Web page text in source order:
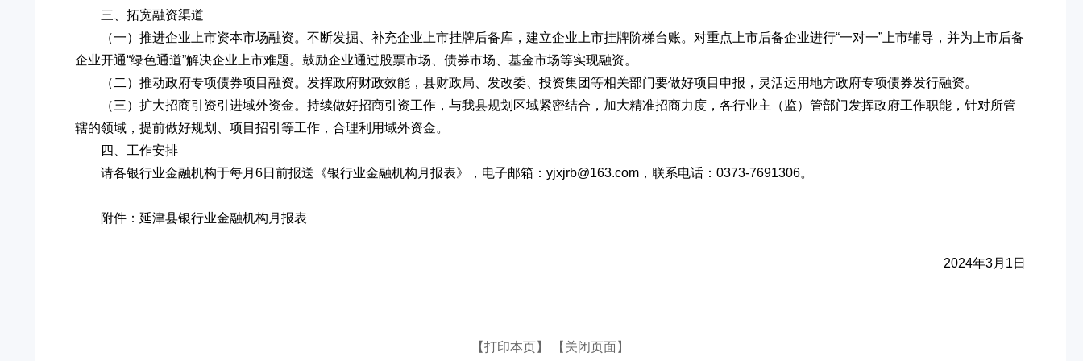
三、拓宽融资渠道
（一）推进企业上市资本市场融资。不断发掘、补充企业上市挂牌后备库，建立企业上市挂牌阶梯台账。对重点上市后备企业进行“一对一”上市辅导，并为上市后备
企业开通“绿色通道”解决企业上市难题。鼓励企业通过股票市场、债券市场、基金市场等实现融资。
（二）推动政府专项债券项目融资。发挥政府财政效能，县财政局、发改委、投资集团等相关部门要做好项目申报，灵活运用地方政府专项债券发行融资。
（三）扩大招商引资引进域外资金。持续做好招商引资工作，与我县规划区域紧密结合，加大精准招商力度，各行业主（监）管部门发挥政府工作职能，针对所管
辖的领域，提前做好规划、项目招引等工作，合理利用域外资金。
四、工作安排
请各银行业金融机构于每月6日前报送《银行业金融机构月报表》，电子邮箱：yjxjrb@163.com，联系电话：0373-7691306。
附件：延津县银行业金融机构月报表
2024年3月1日
【打印本页】 【关闭页面】